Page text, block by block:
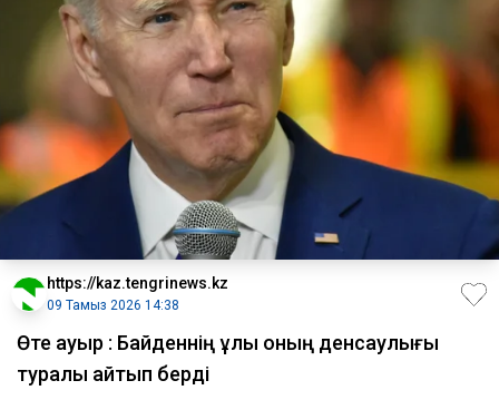
https://kaz.tengrinews.kz
09 Тамыз 2026 14:38
Өте ауыр : Байденнің ұлы оның денсаулығы
туралы айтып берді